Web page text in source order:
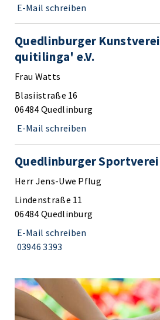
E-Mail schreiben
Quedlinburger
quitilinga' e.V.
Frau Watts
Blasiistraße 16
06484 Quedlinburg
E-Mail schreiben
Quedlinburger
Herr Jens-Uwe Pflug
Lindenstraße 11
06484 Quedlinburg
E-Mail schreiben
03946 3393